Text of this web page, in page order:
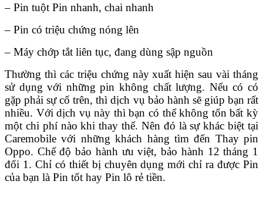
– Pin tuột Pin nhanh, chai nhanh
– Pin có triệu chứng nóng lên
– Máy chớp tắt liên tục, đang dùng sập nguồn
Thường thì các triệu chứng này xuất hiện sau vài tháng
sử dụng với những pin không chất lượng. Nếu có có
gặp phải sự cố trên, thì dịch vụ bảo hành sẽ giúp bạn rất
nhiều. Với dịch vụ này thì bạn có thể không tốn bất kỳ
một chi phí nào khi thay thế. Nên đó là sự khác biệt tại
Caremobile với những khách hàng tìm đến Thay pin
Oppo. Chế độ bảo hành ưu việt, bảo hành 12 tháng 1
đổi 1. Chỉ có thiết bị chuyên dụng mới chỉ ra được Pin
của bạn là Pin tốt hay Pin lô rẻ tiền.